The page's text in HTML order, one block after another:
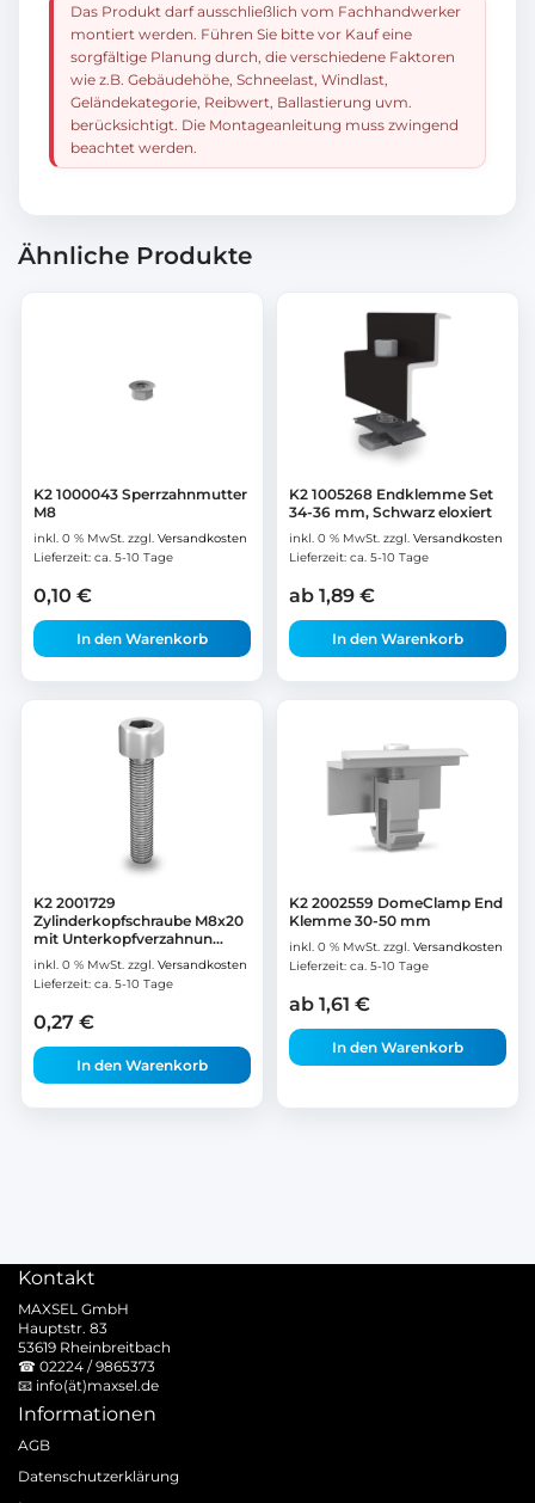
Das Produkt darf ausschließlich vom Fachhandwerker
montiert werden. Führen Sie bitte vor Kauf eine
sorgfältige Planung durch, die verschiedene Faktoren
wie z.B. Gebäudehöhe, Schneelast, Windlast,
Geländekategorie, Reibwert, Ballastierung uvm.
berücksichtigt. Die Montageanleitung muss zwingend
beachtet werden.
Ähnliche Produkte
K2 1000043 Sperrzahnmutter
M8
inkl. 0 % MwSt. zzgl. Versandkosten
Lieferzeit: ca. 5-10 Tage
0,10 €
In den Warenkorb
K2 1005268 Endklemme Set
34-36 mm, Schwarz eloxiert
inkl. 0 % MwSt. zzgl. Versandkosten
Lieferzeit: ca. 5-10 Tage
ab 1,89 €
In den Warenkorb
K2 2001729
Zylinderkopfschraube M8x20
mit Unterkopfverzahnun...
inkl. 0 % MwSt. zzgl. Versandkosten
Lieferzeit: ca. 5-10 Tage
0,27 €
In den Warenkorb
K2 2002559 DomeClamp End
Klemme 30-50 mm
inkl. 0 % MwSt. zzgl. Versandkosten
Lieferzeit: ca. 5-10 Tage
ab 1,61 €
In den Warenkorb
Kontakt
MAXSEL GmbH
Hauptstr. 83
53619 Rheinbreitbach
☎ 02224 / 9865373
📧 info(ät)maxsel.de
Informationen
AGB
Datenschutzerklärung